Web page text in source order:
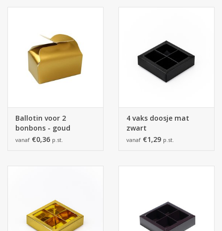
Ballotin voor 2
bonbons - goud
vanaf €0,36 p.st.
4 vaks doosje mat
zwart
vanaf €1,29 p.st.